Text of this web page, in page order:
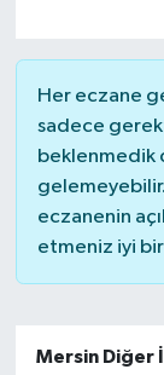
Her eczane
sadece
beklenmedik
eczanenin
etmeniz iyi
Mersin Diğer